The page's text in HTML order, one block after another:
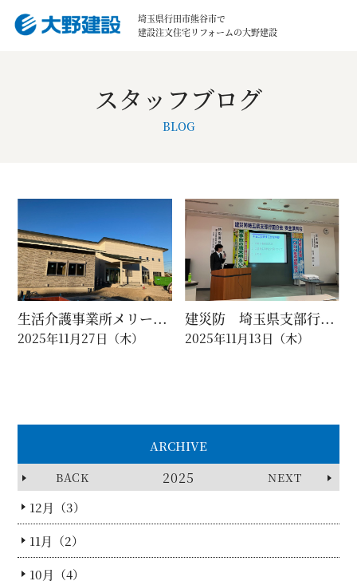
埼玉県行田市熊谷市で
建設注文住宅リフォームの大野建設
スタッフブログ
BLOG
生活介護事業所メリー...
2025年11月27日（木）
建災防 埼玉県支部行...
2025年11月13日（木）
ARCHIVE
BACK 2025 NEXT
12月（3）
11月（2）
10月（4）